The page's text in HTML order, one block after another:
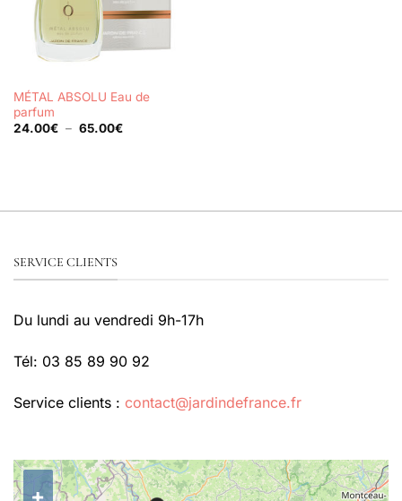
MÉTAL ABSOLU Eau de
parfum
24.00€ – 65.00€Plage
SERVICE CLIENTS
Du lundi au vendredi 9h-17h
Tél: 03 85 89 90 92
Service clients : contact@jardindefrance.fr